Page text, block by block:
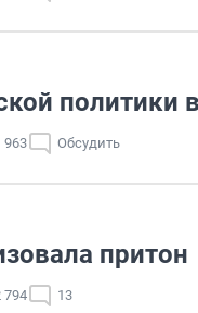
политики
963 Обсудить
притон
794 13